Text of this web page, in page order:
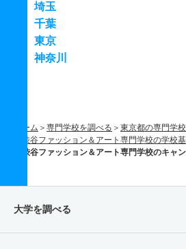
埼玉
千葉
東京
神奈川
ホーム 専門学校を調べる
東京都の専門学
渋谷ファッション＆アート専門学校の学校
渋谷ファッション＆アート専門学校のキャ
大学を調べる